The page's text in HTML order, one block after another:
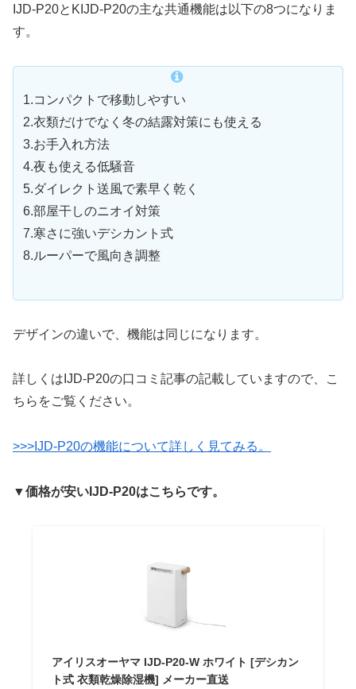
IJD-P20とKIJD-P20の主な共通機能は以下の8つになりま
す。
1.コンパクトで移動しやすい
2.衣類だけでなく冬の結露対策にも使える
3.お手入れ方法
4.夜も使える低騒音
5.ダイレクト送風で素早く乾く
6.部屋干しのニオイ対策
7.寒さに強いデシカント式
8.ルーパーで風向き調整
デザインの違いで、機能は同じになります。
詳しくはIJD-P20の口コミ記事の記載していますので、こ
ちらをご覧ください。
>>>IJD-P20の機能について詳しく見てみる。
▼価格が安いIJD-P20はこちらです。
アイリスオーヤマ IJD-P20-W ホワイト [デシカン
ト式 衣類乾燥除湿機] メーカー直送